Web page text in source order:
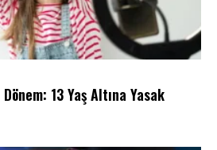
13 Yaş Altına Yasak